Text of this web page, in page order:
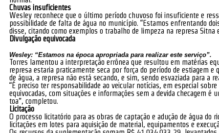
Chuvas insuficientes
Wesley reconhece que o último período chuvoso foi insuficiente e
possibilidade de falta de água no município. “Estamos enfrentando
disse, citando como exemplos o trabalho de limpeza na represa
Divulgação equivocada
Wesley: “Estamos na época apropriada para realizar este serviço”.
Torres lamentou a interpretação errônea que resultou em matérias
represa estaria praticamente seca por força do período de estiagem
de água, a represa não está secando, e sim, sendo esvaziada para a
“É preciso ter responsabilidade ao veicular notícias, em especial
equivocadas, com situações e informações sem a devida checagem
toa”, completou.
Licitação
O processo licitatório para as obras de captação e adução de água
licitações em lotes para aquisição de material, equipamentos e